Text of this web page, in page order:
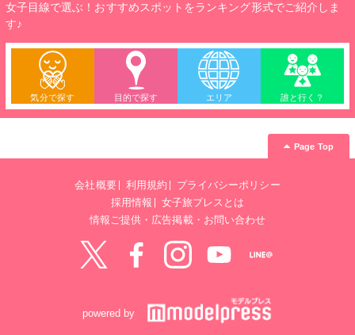
女子目線で選ぶ！おすすめスポットをランキング形式でご紹介しま
す♪
気分で探す 目的で探す エリア 誰と行く？
Page Top
会社概要 利用規約
プライバシーポリシー
採用情報
女子旅プレスとは
情報ご提供・広告掲載・お問い合わせ
powered by